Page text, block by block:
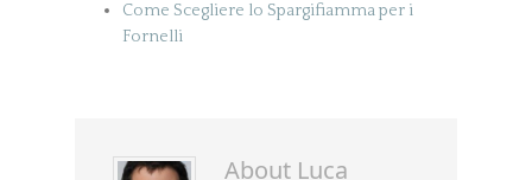
Come Scegliere lo Spargifiamma per i
Fornelli
About Luca